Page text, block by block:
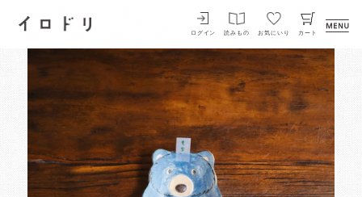
イロドリ
ログイン 読みもの お気にいり カート